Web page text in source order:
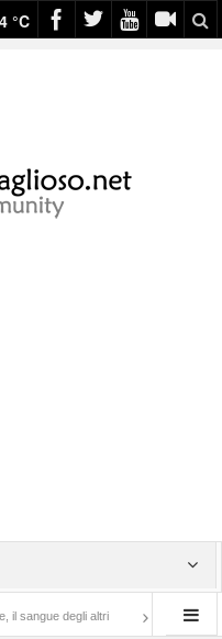
°C
degli altri Lotta di classe…